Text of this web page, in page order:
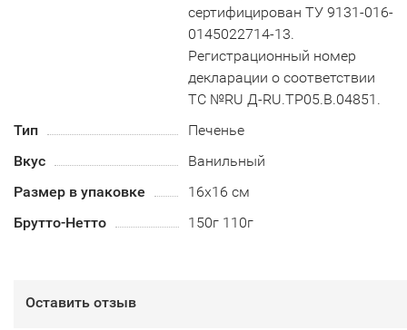
сертифицирован ТУ 9131-016-
0145022714-13.
Регистрационный номер
декларации о соответствии
ТС №RU Д-RU.TP05.B.04851.
Тип
Печенье
Вкус
Ванильный
Размер в упаковке
16х16 см
Брутто-Нетто
150г 110г
Оставить отзыв